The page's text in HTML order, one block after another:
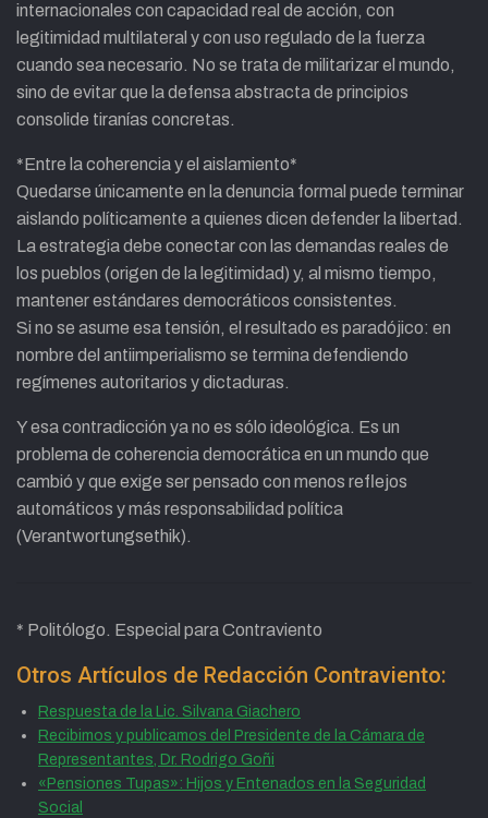
internacionales con capacidad real de acción, con
legitimidad multilateral y con uso regulado de la fuerza
cuando sea necesario. No se trata de militarizar el mundo,
sino de evitar que la defensa abstracta de principios
consolide tiranías concretas.
*Entre la coherencia y el aislamiento*
Quedarse únicamente en la denuncia formal puede terminar
aislando políticamente a quienes dicen defender la libertad.
La estrategia debe conectar con las demandas reales de
los pueblos (origen de la legitimidad) y, al mismo tiempo,
mantener estándares democráticos consistentes.
Si no se asume esa tensión, el resultado es paradójico: en
nombre del antiimperialismo se termina defendiendo
regímenes autoritarios y dictaduras.
Y esa contradicción ya no es sólo ideológica. Es un
problema de coherencia democrática en un mundo que
cambió y que exige ser pensado con menos reflejos
automáticos y más responsabilidad política
(Verantwortungsethik).
* Politólogo. Especial para Contraviento
Otros Artículos de Redacción Contraviento:
Respuesta de la Lic. Silvana Giachero
Recibimos y publicamos del Presidente de la Cámara de
Representantes, Dr. Rodrigo Goñi
«Pensiones Tupas»: Hijos y Entenados en la Seguridad
Social